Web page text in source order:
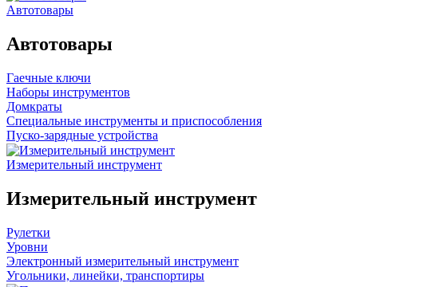
Автотовары
Автотовары
Гаечные ключи
Наборы инструментов
Домкраты
Специальные инструменты и приспособления
Пуско-зарядные устройства
Измерительный инструмент
Измерительный инструмент
Рулетки
Уровни
Электронный измерительный инструмент
Угольники, линейки, транспортиры